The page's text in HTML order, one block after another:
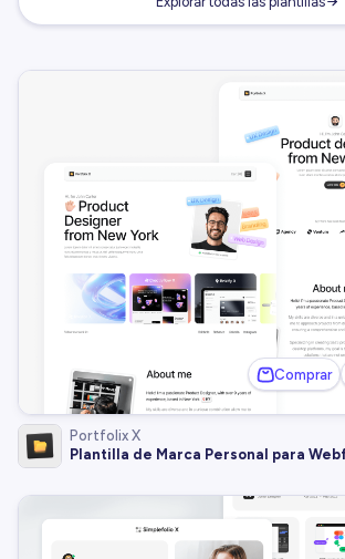
Comprar
Portfolix X
Plantilla de Marca Personal para